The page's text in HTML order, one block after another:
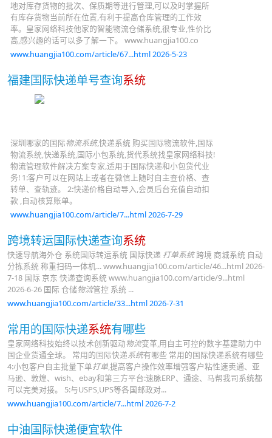
地对库存货物的批次、保质期等进行管理,可以及时掌握所
有库存货物当前所在位置,有利于提高仓库管理的工作效
率。皇家网络科技他家的智能物流仓储系统,很专业,性价比
高,感兴趣的话可以多了解一下。 www.huangjia100.co
www.huangjia100.com/article/67...html 2026-5-23
福建国际快递单号查询系统
深圳哪家的国际物流系统,快递系统 购买国际物流软件,国际
物流系统,快递系统,国际小包系统,货代系统找皇家网络科技!
物流管理软件解决方案专家,适用于国际快递和小包货代业
务! 1:客户可以在网站上或者在微信上随时自主查价格、查
转单、查轨迹。 2:快递价格自动导入,会员后台充值自动扣
款 ,自动核算账单。
www.huangjia100.com/article/7...html 2026-7-29
跨境转运国际快递查询系统
快速导航海外仓 系统国际转运系统 国际快递 打单系统跨境 商城系统 自动
分拣系统 称重扫码一体机... www.huangjia100.com/article/46...html 2026-
7-18 国际 京东 快递查询系统 www.huangjia100.com/article/9...html
2026-6-26 国际 仓储物流管控 系统 ...
www.huangjia100.com/article/33...html 2026-7-31
常用的国际快递系统有哪些
皇家网络科技始终以技术创新驱动物流变革,用自主可控的数字基建助力中
国企业货通全球。 常用的国际快递系统有哪些 常用的国际快递系统有哪些
4:小包客户自主批量下单打单,提高客户操作效率增强客户粘性速卖通、亚
马逊、敦煌、wish、ebay和第三方平台:速脉ERP、通途、马帮我司系统都
可以完美对接。 5:与USPS,UPS等各国邮政对...
www.huangjia100.com/article/7...html 2026-7-2
中油国际快递便宜软件